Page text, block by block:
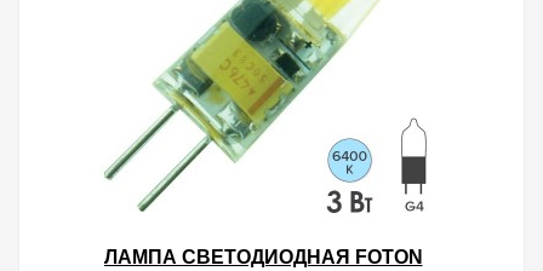
ЛАМПА СВЕТОДИОДНАЯ FOTON